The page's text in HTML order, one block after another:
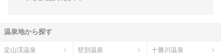
温泉地から探す
定山渓温泉 登別温泉 十勝川温泉